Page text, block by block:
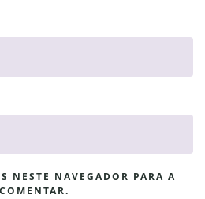
NESTE NAVEGADOR PARA A